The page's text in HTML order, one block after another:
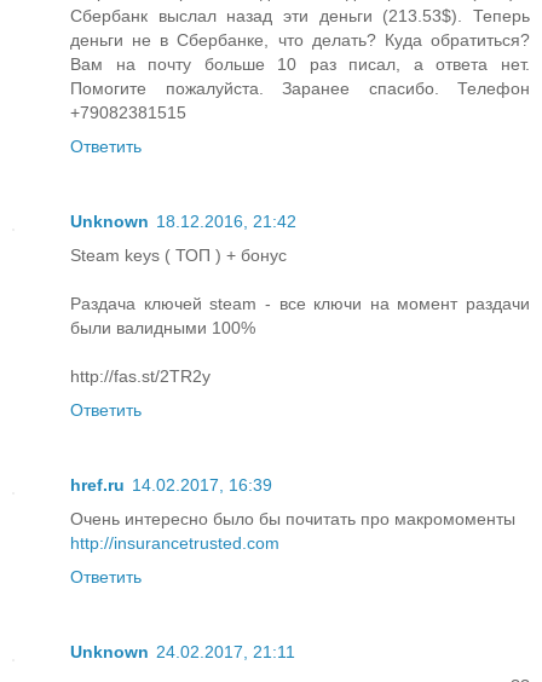
Сбербанк выслал назад эти деньги (213.53$). Теперь
деньги не в Сбербанке, что делать? Куда обратиться?
Вам на почту больше 10 раз писал, а ответа нет.
Помогите пожалуйста. Заранее спасибо. Телефон
+79082381515
Ответить
Unknown 18.12.2016, 21:42
Steam keys ( ТОП ) + бонус
Раздача ключей steam - все ключи на момент раздачи
были валидными 100%
http://fas.st/2TR2y
Ответить
href.ru 14.02.2017, 16:39
Очень интересно было бы почитать про макромоменты
http://insurancetrusted.com
Ответить
Unknown 24.02.2017, 21:11